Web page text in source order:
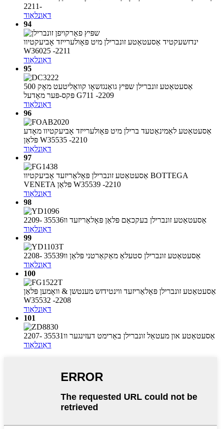
-2211
דאַונלאָוד
94
ינדזשעקטיד אַסעטאַטע זונברילן מיט פּאָולערייזד אָביעקטיוו
W36025 -2211
דאַונלאָוד
95
אַסעטאַטע זונברילן שפּיץ גואַנגזשאָו קוואַליטעט מאָק 500
פּקס-פּער מאָדעל G711 -2209
דאַונלאָוד
96
אַסעטאַטע לאַמינאַטעד ברילן מיט פּאָולערייזד אָביעקטיוו מאָדע
פּלאַן W35535 -2210
דאַונלאָוד
97
אַסעטאַטע זונברילן פּאָלאַריזעד אָביעקטיוו BOTTEGA
VENETA פּלאַן W35539 -2210
דאַונלאָוד
98
אַסעטאַטע זונברילן בעקכאַם פּלאַן פּאָלאַריזעד וו35536 -2209
דאַונלאָוד
99
אַסעטאַטע זונברילן סטעלאַ מאַקאַרטני פּלאַן וו35539 -2208
דאַונלאָוד
100
אַסעטאַטע זונברילן פּאָלאַריזעד ווינטידזש מענטשן & וואָמען פּלאַן
W35532 -2208
דאַונלאָוד
101
אַסעטאַטע און מעטאַל זונברילן באַרימט דעזינגער וו35531 -2207
דאַונלאָוד